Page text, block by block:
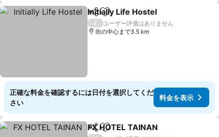
シェアお気に入りに追加
Initially Life Hostel
/
ユーザー評価はありません
街の中心まで3.5 km
正確な料金を確認するには日付を選択してくだ
さい
料金を表示
シェアお気に入りに追加
FX HOTEL TAINAN